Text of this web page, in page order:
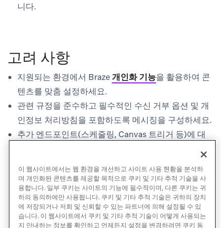
니다.
고려 사항
지원되는 환경에서 Braze개인화 기능을 활용하여 콘
텐츠를 맞춤 설정하세요.
관련 규정을 준수하고 필수적인 수신 거부 옵션 및 개
인정보 처리방침을 포함하도록 메시징을 구성하세요.
추가 엔드포인트(스케줄링, Canvas 트리거 등)에 대
이 웹사이트에서는 웹 환경을 개선하고 사이트 사용 현황을 분석하
며 개인화된 콘텐츠를 제공할 목적으로 쿠키 및 기타 추적 기술을 사
용합니다. 일부 쿠키는 사이트의 기능에 필수적이며, 다른 쿠키는 귀
하의 동의하에만 사용됩니다. 쿠키 및 기타 추적 기술은 귀하의 장치
에 저장되거나 저희 및 신뢰할 수 있는 파트너에 의해 설정될 수 있
습니다. 이 웹사이트에서 쿠키 및 기타 추적 기술이 어떻게 사용되는
지 안내하는 정보를 확인하고 언제든지 설정을 변경하려면 쿠키 동